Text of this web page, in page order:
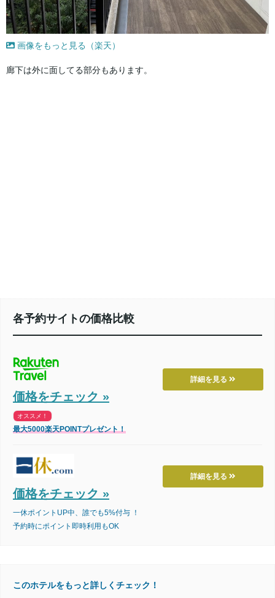
画像をもっと見る（楽天）
廊下は外に面してる部分もあります。
各予約サイトの価格比較
詳細を見る
価格をチェック »
オススメ！
最大5000楽天POINTプレゼント！
詳細を見る
価格をチェック »
一休ポイントUP中、誰でも5%付与 ！
予約時にポイント即時利用もOK
このホテルをもっと詳しくチェック！